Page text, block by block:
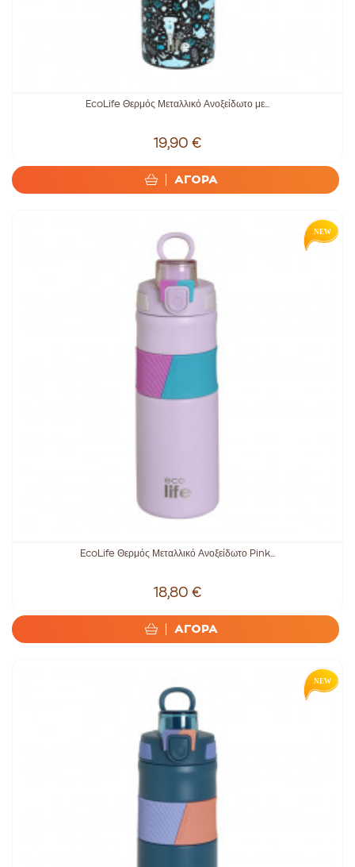
EcoLife Θερμός Μεταλλικό Ανοξείδωτο με...
19,90 €
ΑΓΟΡΑ
EcoLife Θερμός Μεταλλικό Ανοξείδωτο Pink...
18,80 €
ΑΓΟΡΑ